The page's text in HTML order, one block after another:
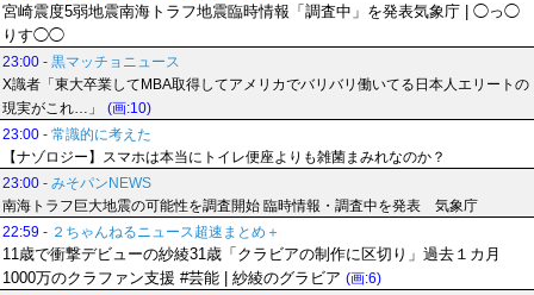
宮崎震度5弱地震南海トラフ地震臨時情報「調査中」を発表気象庁 | ◯っ◯
りす◯◯
23:00 - 黒マッチョニュース
X識者「東大卒業してMBA取得してアメリカでバリバリ働いてる日本人エリートの
現実がこれ…」
(画:10)
23:00 - 常識的に考えた
【ナゾロジー】スマホは本当にトイレ便座よりも雑菌まみれなのか？
23:00 - みそパンNEWS
南海トラフ巨大地震の可能性を調査開始 臨時情報・調査中を発表 気象庁
22:59 - ２ちゃんねるニュース超速まとめ＋
11歳で衝撃デビューの紗綾31歳「クラビアの制作に区切り」過去１カ月
1000万のクラファン支援 #芸能 | 紗綾のグラビア (画:6)